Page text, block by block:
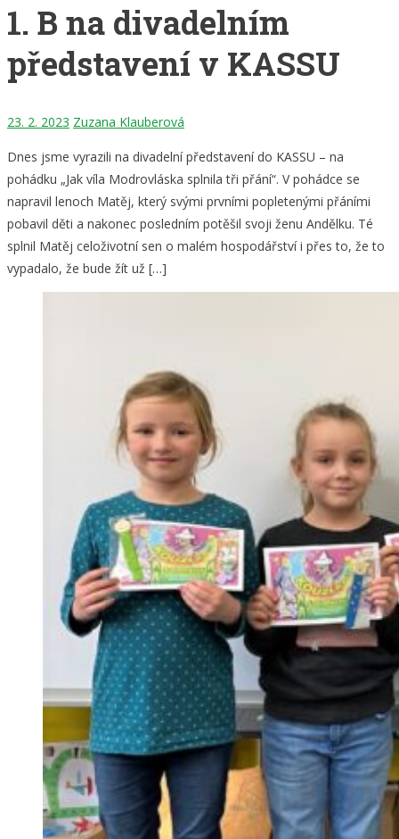
1. B na divadelním
představení v KASSU
23. 2. 2023 Zuzana Klauberová
Dnes jsme vyrazili na divadelní představení do KASSU – na
pohádku „Jak víla Modrovláska splnila tři přání“. V pohádce se
napravil lenoch Matěj, který svými prvními popletenými přáními
pobavil děti a nakonec posledním potěšil svoji ženu Andělku. Té
splnil Matěj celoživotní sen o malém hospodářství i přes to, že to
vypadalo, že bude žít už […]